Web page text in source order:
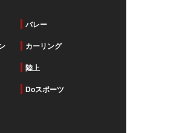
バレー
カーリング
陸上
Doスポーツ